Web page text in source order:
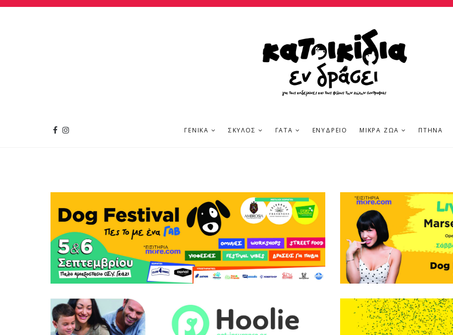
ΓΕΝΙΚΆ ΣΚΎΛΟΣ ΓΆΤΑ ΕΝΥΔΡΕΊΟ ΜΙΚΡΆ ΖΏΑ ΠΤΗΝΆ